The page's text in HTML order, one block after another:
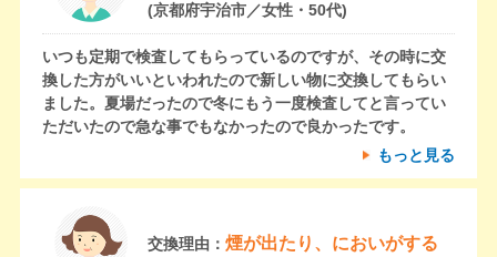
(京都府宇治市／女性・50代)
いつも定期で検査してもらっているのですが、その時に交
換した方がいいといわれたので新しい物に交換してもらい
ました。夏場だったので冬にもう一度検査してと言ってい
ただいたので急な事でもなかったので良かったです。
もっと見る
交換理由： 煙が出たり、においがする